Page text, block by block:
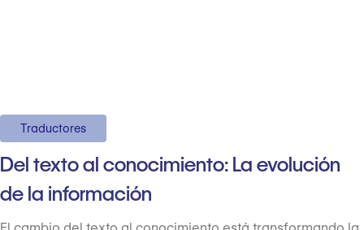
Traductores
Del texto al conocimiento: La evolución
de la información